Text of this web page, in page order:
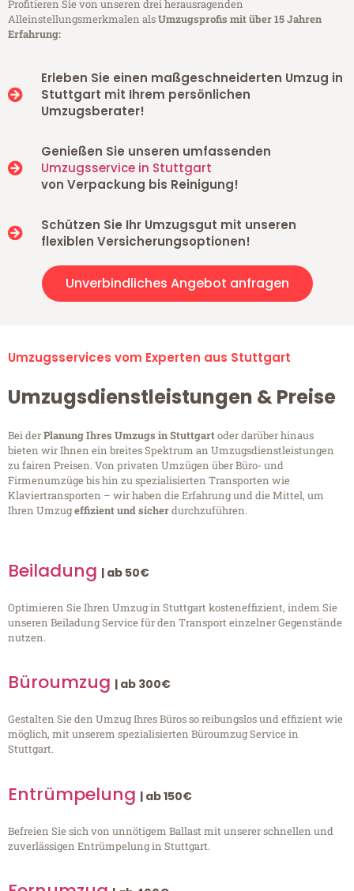
Profitieren Sie von unseren drei herausragenden
Alleinstellungsmerkmalen alsUmzugsprofis mit über 15 Jahren
Erfahrung:
Erleben Sie einen maßgeschneiderten Umzug in
Stuttgart mit Ihrem persönlichen
Umzugsberater!
Genießen Sie unseren umfassenden
Umzugsservice in Stuttgart
von Verpackung bis Reinigung!
Schützen Sie Ihr Umzugsgut mit unseren
flexiblen Versicherungsoptionen!
Unverbindliches Angebot anfragen
Umzugsservices vom Experten aus Stuttgart
Umzugsdienstleistungen & Preise
Bei derPlanung Ihres Umzugs in Stuttgartoder darüber hinaus
bieten wir Ihnen ein breites Spektrum an Umzugsdienstleistungen
zu fairen Preisen. Von privaten Umzügen über Büro- und
Firmenumzüge bis hin zu spezialisierten Transporten wie
Klaviertransporten – wir haben die Erfahrung und die Mittel, um
Ihren Umzugeffizient und sicherdurchzuführen.
Beiladung | ab 50€
Optimieren Sie Ihren Umzug in Stuttgart kosteneffizient, indem Sie
unseren Beiladung Service für den Transport einzelner Gegenstände
nutzen.
Büroumzug | ab 300€
Gestalten Sie den Umzug Ihres Büros so reibungslos und effizient wie
möglich, mit unserem spezialisierten Büroumzug Service in
Stuttgart.
Entrümpelung | ab 150€
Befreien Sie sich von unnötigem Ballast mit unserer schnellen und
zuverlässigen Entrümpelung in Stuttgart.